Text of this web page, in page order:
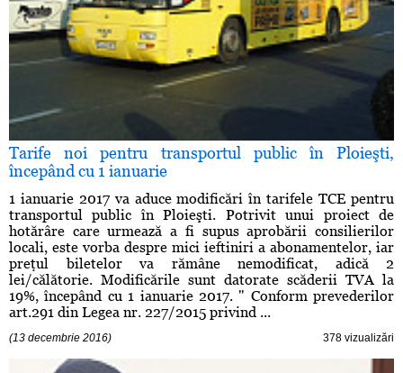
Tarife noi pentru transportul public în Ploieşti,
începând cu 1 ianuarie
1 ianuarie 2017 va aduce modificări în tarifele TCE pentru
transportul public în Ploieşti. Potrivit unui proiect de
hotărâre care urmează a fi supus aprobării consilierilor
locali, este vorba despre mici ieftiniri a abonamentelor, iar
preţul biletelor va rămâne nemodificat, adică 2
lei/călătorie. Modificările sunt datorate scăderii TVA la
19%, începând cu 1 ianuarie 2017. " Conform prevederilor
art.291 din Legea nr. 227/2015 privind ...
(13 decembrie 2016) 378 vizualizări